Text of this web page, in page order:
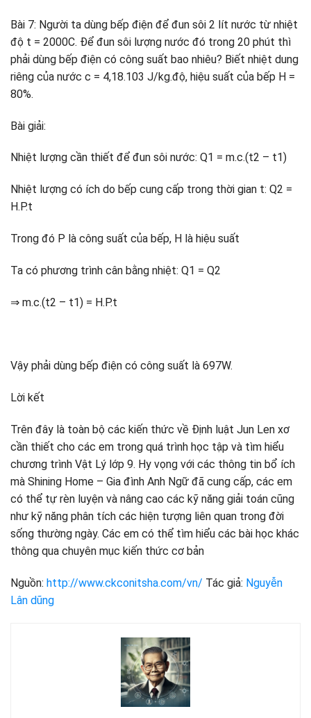
Bài 7: Người ta dùng bếp điện để đun sôi 2 lít nước từ nhiệt
độ t = 2000C. Để đun sôi lượng nước đó trong 20 phút thì
phải dùng bếp điện có công suất bao nhiêu? Biết nhiệt dung
riêng của nước c = 4,18.103 J/kg.độ, hiệu suất của bếp H =
80%.
Bài giải:
Nhiệt lượng cần thiết để đun sôi nước: Q1 = m.c.(t2 – t1)
Nhiệt lượng có ích do bếp cung cấp trong thời gian t: Q2 =
H.P.t
Trong đó P là công suất của bếp, H là hiệu suất
Ta có phương trình cân bằng nhiệt: Q1 = Q2
⇒ m.c.(t2 – t1) = H.P.t
Vậy phải dùng bếp điện có công suất là 697W.
Lời kết
Trên đây là toàn bộ các kiến thức về Định luật Jun Len xơ
cần thiết cho các em trong quá trình học tập và tìm hiểu
chương trình Vật Lý lớp 9. Hy vọng với các thông tin bổ ích
mà Shining Home – Gia đình Anh Ngữ đã cung cấp, các em
có thể tự rèn luyện và nâng cao các kỹ năng giải toán cũng
như kỹ năng phân tích các hiện tượng liên quan trong đời
sống thường ngày. Các em có thể tìm hiểu các bài học khác
thông qua chuyên mục kiến thức cơ bản
Nguồn: http://www.ckconitsha.com/vn/ Tác giả: Nguyễn
Lân dũng